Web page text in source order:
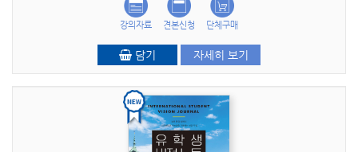
강의자료 견본신청 단체구매
담기 자세히 보기